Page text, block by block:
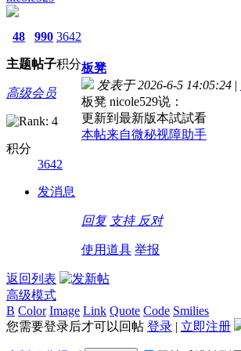
48
主题
990
帖子
3642
积分
高级会员
积分
3642
发消息
板凳
发表于 2026-6-5 14:05:24 |
板凳 nicole529说：
更新到最新版本試試看
本帖来自微秘视障助手
回复 支持 反对
使用道具 举报
返回列表
高级模式
B Color Image Link Quote Code Smilies
您需要登录后才可以回帖 登录 | 立即注册